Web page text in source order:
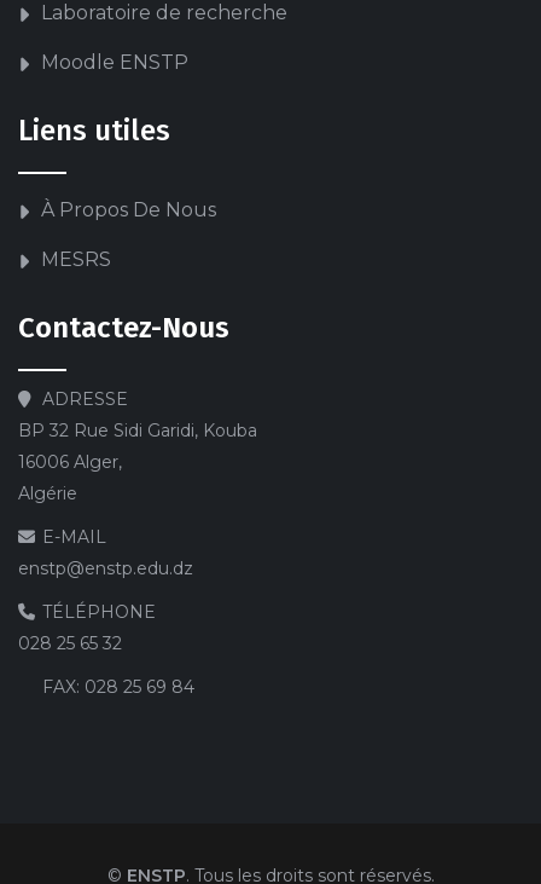
Laboratoire de recherche
Moodle ENSTP
Liens utiles
À Propos De Nous
MESRS
Contactez-Nous
ADRESSE
BP 32 Rue Sidi Garidi, Kouba
16006 Alger,
Algérie
E-MAIL
enstp@enstp.edu.dz
TÉLÉPHONE
028 25 65 32
FAX: 028 25 69 84
© ENSTP. Tous les droits sont réservés.